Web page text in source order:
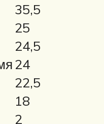
35,5
25
24,5
24
22,5
18
2